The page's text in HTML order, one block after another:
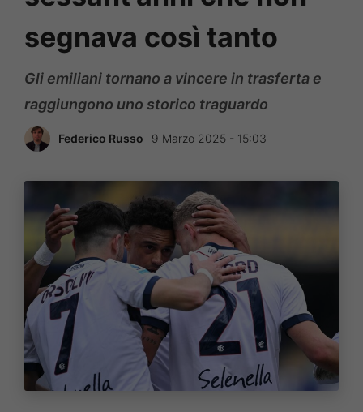
segnava così tanto
Gli emiliani tornano a vincere in trasferta e
raggiungono uno storico traguardo
Federico Russo 9 Marzo 2025 - 15:03